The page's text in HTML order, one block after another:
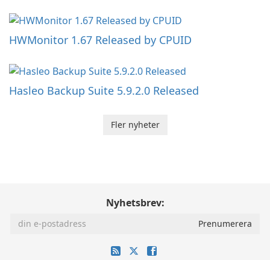
HWMonitor 1.67 Released by CPUID
Hasleo Backup Suite 5.9.2.0 Released
Fler nyheter
Nyhetsbrev: